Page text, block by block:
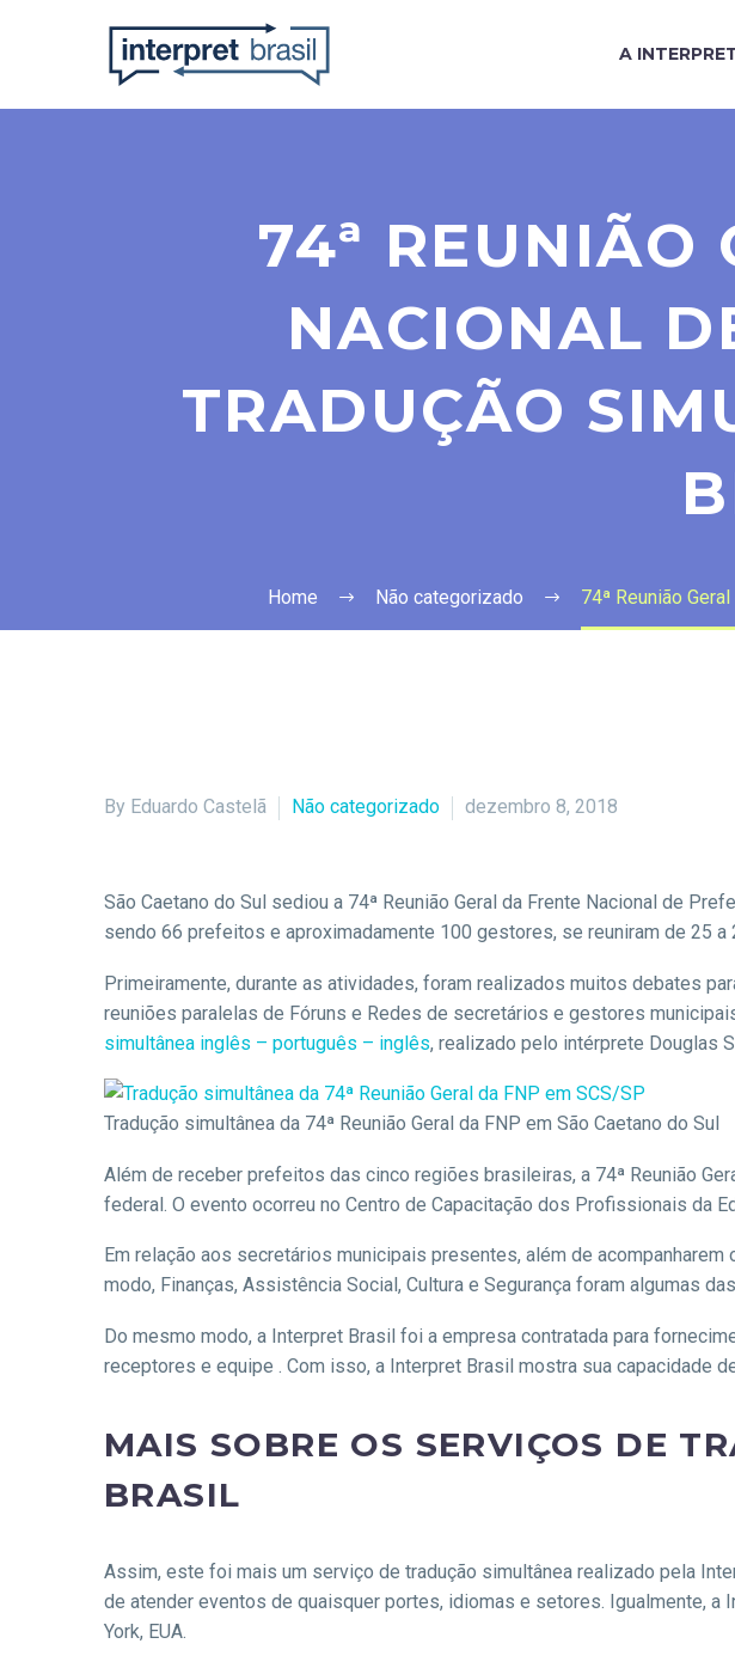
A
74ª REUNIÃO
NACIONAL
TRADUÇÃO
Home Não categorizado 74ª Reunião
By Eduardo Castelã Não categorizado dezembro 8, 2018
São Caetano do Sul sediou a 74ª Reunião Geral da Frente Nacional de
sendo 66 prefeitos e aproximadamente 100 gestores, se reuniram de 25 a
Primeiramente, durante as atividades, foram realizados muitos debates
reuniões paralelas de Fóruns e Redes de secretários e gestores
simultânea inglês – português – inglês, realizado pelo intérprete Douglas
Tradução simultânea da 74ª Reunião Geral da FNP em São Caetano do Sul
Além de receber prefeitos das cinco regiões brasileiras, a 74ª Reunião
federal. O evento ocorreu no Centro de Capacitação dos Profissionais da
Em relação aos secretários municipais presentes, além de
modo, Finanças, Assistência Social, Cultura e Segurança foram algumas
Do mesmo modo, a Interpret Brasil foi a empresa contratada para
receptores e equipe . Com isso, a Interpret Brasil mostra sua capacidade
MAIS SOBRE OS SERVIÇOS DE
BRASIL
Assim, este foi mais um serviço de tradução simultânea realizado pela
de atender eventos de quaisquer portes, idiomas e setores. Igualmente,
York, EUA.